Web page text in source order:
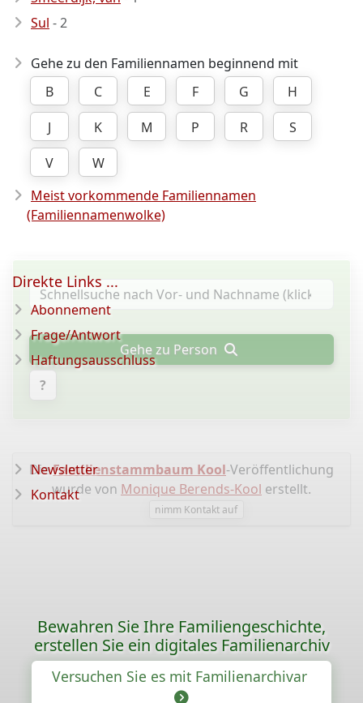
Sul - 2
Gehe zu den Familiennamen beginnend mit
B
C E F G
H
J
K M P R
S
V
W
Meist vorkommende Familiennamen
(Familiennamenwolke)
Gehe zu Person
?
DieFamilienstammbaum Kool-Veröffentlichung
wurde von Monique Berends-Kool erstellt.
nimm Kontakt auf
Direkte Links ...
Abonnement
Frage/Antwort
Haftungsausschluss
Newsletter
Kontakt
Bewahren Sie Ihre Familiengeschichte,
erstellen Sie ein digitales Familienarchiv
Versuchen Sie es mit Familienarchivar